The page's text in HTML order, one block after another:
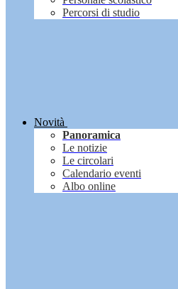
Percorsi di studio
Novità
Panoramica
Le notizie
Le circolari
Calendario eventi
Albo online